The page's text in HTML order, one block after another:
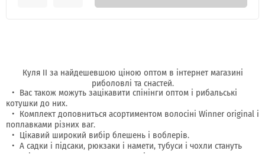
Куля II за найдешевшою ціною оптом в інтернет магазині
риболовлі та снастей.
Вас також можуть зацікавити спінінги оптом і рибальські
котушки до них.
Комплект доповниться асортиментом волосіні Winner original і
поплавками різних ваг.
Цікавий широкий вибір блешень і воблерів.
А садки і підсаки, рюкзаки і намети, тубуси і чохли стануть